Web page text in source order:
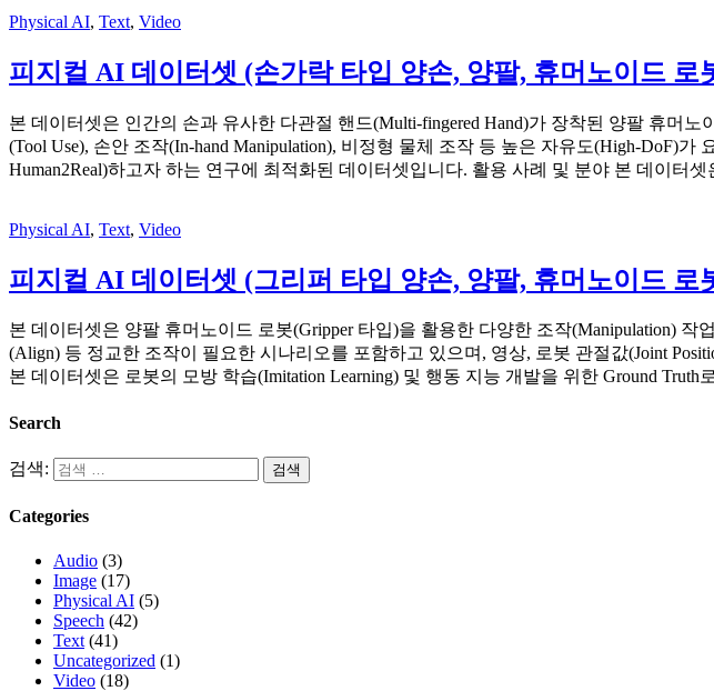
Physical AI, Text, Video
피지컬 AI 데이터셋 (손가락 타입 양손, 양팔, 휴머노이드 로
본 데이터셋은 인간의 손과 유사한 다관절 핸드(Multi-fingered Hand)가 장착된 양팔 휴머
(Tool Use), 손안 조작(In-hand Manipulation), 비정형 물체 조작 등 높은 자유도(High-DoF)
Human2Real)하고자 하는 연구에 최적화된 데이터셋입니다. 활용 사례 및 분야 본 데이터
Physical AI, Text, Video
피지컬 AI 데이터셋 (그리퍼 타입 양손, 양팔, 휴머노이드 로
본 데이터셋은 양팔 휴머노이드 로봇(Gripper 타입)을 활용한 다양한 조작(Manipulation)
(Align) 등 정교한 조작이 필요한 시나리오를 포함하고 있으며, 영상, 로봇 관절값(Joint
본 데이터셋은 로봇의 모방 학습(Imitation Learning) 및 행동 지능 개발을 위한 Ground
Search
검색:
Categories
Audio (3)
Image (17)
Physical AI (5)
Speech (42)
Text (41)
Uncategorized (1)
Video (18)